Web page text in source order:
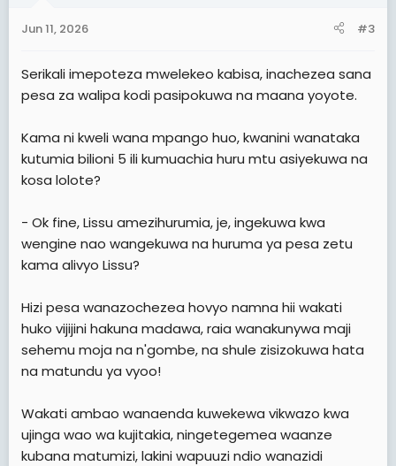
s
Jun 11, 2026 #3
Serikali imepoteza mwelekeo kabisa, inachezea sana
pesa za walipa kodi pasipokuwa na maana yoyote.
Kama ni kweli wana mpango huo, kwanini wanataka
kutumia bilioni 5 ili kumuachia huru mtu asiyekuwa na
kosa lolote?
- Ok fine, Lissu amezihurumia, je, ingekuwa kwa
wengine nao wangekuwa na huruma ya pesa zetu
kama alivyo Lissu?
Hizi pesa wanazochezea hovyo namna hii wakati
huko vijijini hakuna madawa, raia wanakunywa maji
sehemu moja na n'gombe, na shule zisizokuwa hata
na matundu ya vyoo!
Wakati ambao wanaenda kuwekewa vikwazo kwa
ujinga wao wa kujitakia, ningetegemea waanze
kubana matumizi, lakini wapuuzi ndio wanazidi